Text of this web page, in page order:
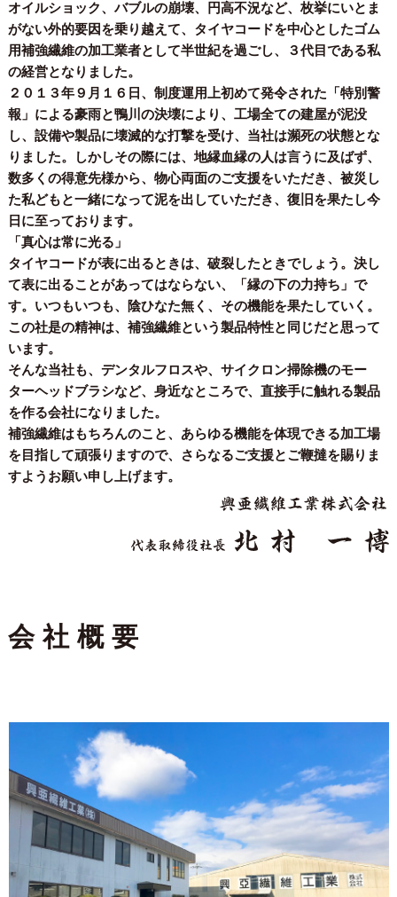
オイルショック、バブルの崩壊、円高不況など、枚挙にいとま
がない外的要因を乗り越えて、タイヤコードを中心としたゴム
用補強繊維の加工業者として半世紀を過ごし、３代目である私
の経営となりました。
２０１３年９月１６日、制度運用上初めて発令された「特別警
報」による豪雨と鴨川の決壊により、工場全ての建屋が泥没
し、設備や製品に壊滅的な打撃を受け、当社は瀕死の状態とな
りました。しかしその際には、地縁血縁の人は言うに及ばず、
数多くの得意先様から、物心両面のご支援をいただき、被災し
た私どもと一緒になって泥を出していただき、復旧を果たし今
日に至っております。
「真心は常に光る」
タイヤコードが表に出るときは、破裂したときでしょう。決し
て表に出ることがあってはならない、「縁の下の力持ち」で
す。いつもいつも、陰ひなた無く、その機能を果たしていく。
この社是の精神は、補強繊維という製品特性と同じだと思って
います。
そんな当社も、デンタルフロスや、サイクロン掃除機のモー
ターヘッドブラシなど、身近なところで、直接手に触れる製品
を作る会社になりました。
補強繊維はもちろんのこと、あらゆる機能を体現できる加工場
を目指して頑張りますので、さらなるご支援とご鞭撻を賜りま
すようお願い申し上げます。
会社概要